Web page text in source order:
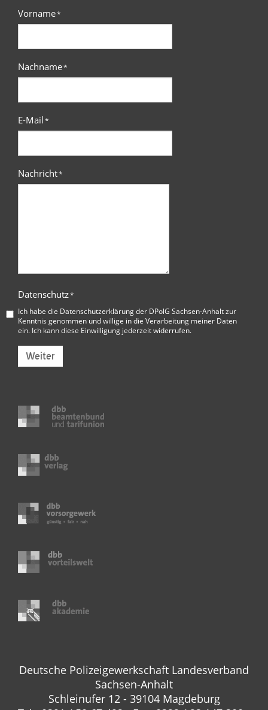
Vorname*
Nachname*
E-Mail*
Nachricht*
Datenschutz*
Ich habe die Datenschutzerklärung der DPolG Sachsen-Anhaltzur
Kenntnis genommen und willige in die Verarbeitung meiner Daten
ein. Ich kann diese Einwilligung jederzeit widerrufen.
Weiter
Deutsche Polizeigewerkschaft Landesverband
Sachsen-Anhalt
Schleinufer 12 - 39104 Magdeburg